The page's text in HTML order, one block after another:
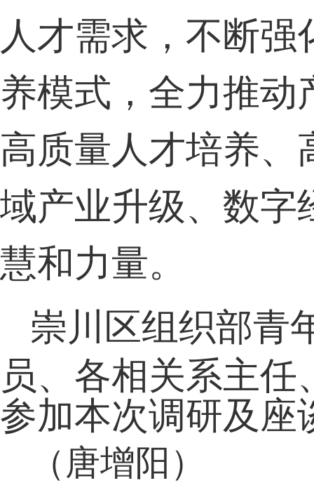
人才需求，不断
养模式，全力推动
高质量人才培养、
域产业升级、数字
慧和力量。
崇川区组织部青
员、各相关系主
参加本次调研及座
（唐增阳）